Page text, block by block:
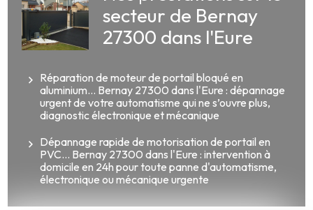
secteur de Bernay
27300 dans l'Eure
Réparation de moteur de portail bloqué en
aluminium... Bernay 27300 dans l'Eure : dépannage
urgent de votre automatisme qui ne s’ouvre plus,
diagnostic électronique et mécanique
Dépannage rapide de motorisation de portail en
PVC... Bernay 27300 dans l'Eure : intervention à
domicile en 24h pour toute panne d'automatisme,
électronique ou mécanique urgente